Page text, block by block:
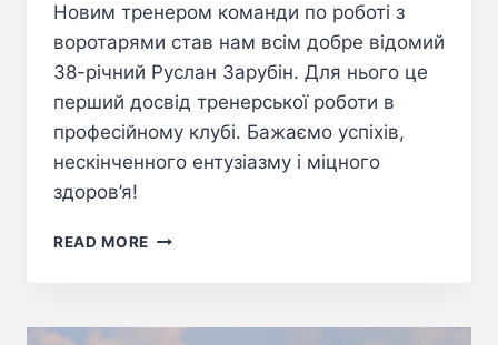
Новим тренером команди по роботі з
воротарями став нам всім добре відомий
38-річний Руслан Зарубін. Для нього це
перший досвід тренерської роботи в
професійному клубі. Бажаємо успіхів,
нескінченного ентузіазму і міцного
здоров’я!
READ MORE